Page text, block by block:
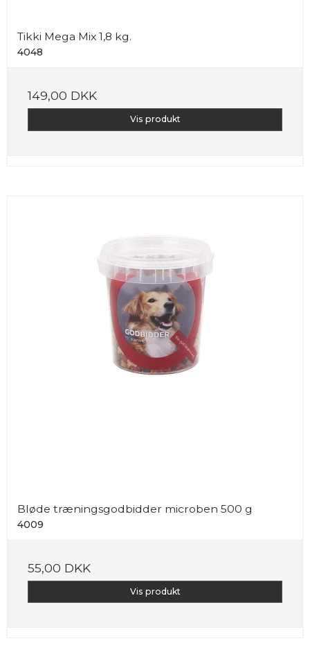
Tikki Mega Mix 1,8 kg.
4048
149,00 DKK
Vis produkt
Bløde træningsgodbidder microben 500 g
4009
55,00 DKK
Vis produkt